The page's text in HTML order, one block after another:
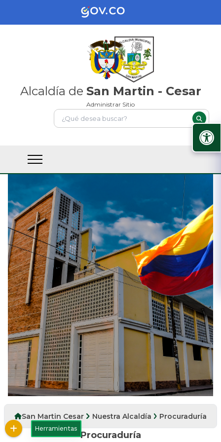
Alcaldía de San Martin - Cesar
Administrar Sitio
San Martin Cesar Nuestra Alcaldía Procuraduría
Procuraduría
Herramientas